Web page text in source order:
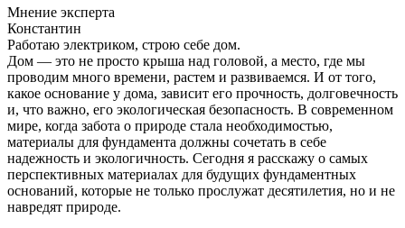
Мнение эксперта
Константин
Работаю электриком, строю себе дом.
Дом — это не просто крыша над головой, а место, где мы
проводим много времени, растем и развиваемся. И от того,
какое основание у дома, зависит его прочность, долговечность
и, что важно, его экологическая безопасность. В современном
мире, когда забота о природе стала необходимостью,
материалы для фундамента должны сочетать в себе
надежность и экологичность. Сегодня я расскажу о самых
перспективных материалах для будущих фундаментных
оснований, которые не только прослужат десятилетия, но и не
навредят природе.